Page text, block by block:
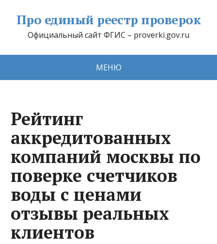
Про единый реестр проверок
Официальный сайт ФГИС – proverki.gov.ru
МЕНЮ
Рейтинг
аккредитованных
компаний москвы по
поверке счетчиков
воды с ценами
отзывы реальных
клиентов